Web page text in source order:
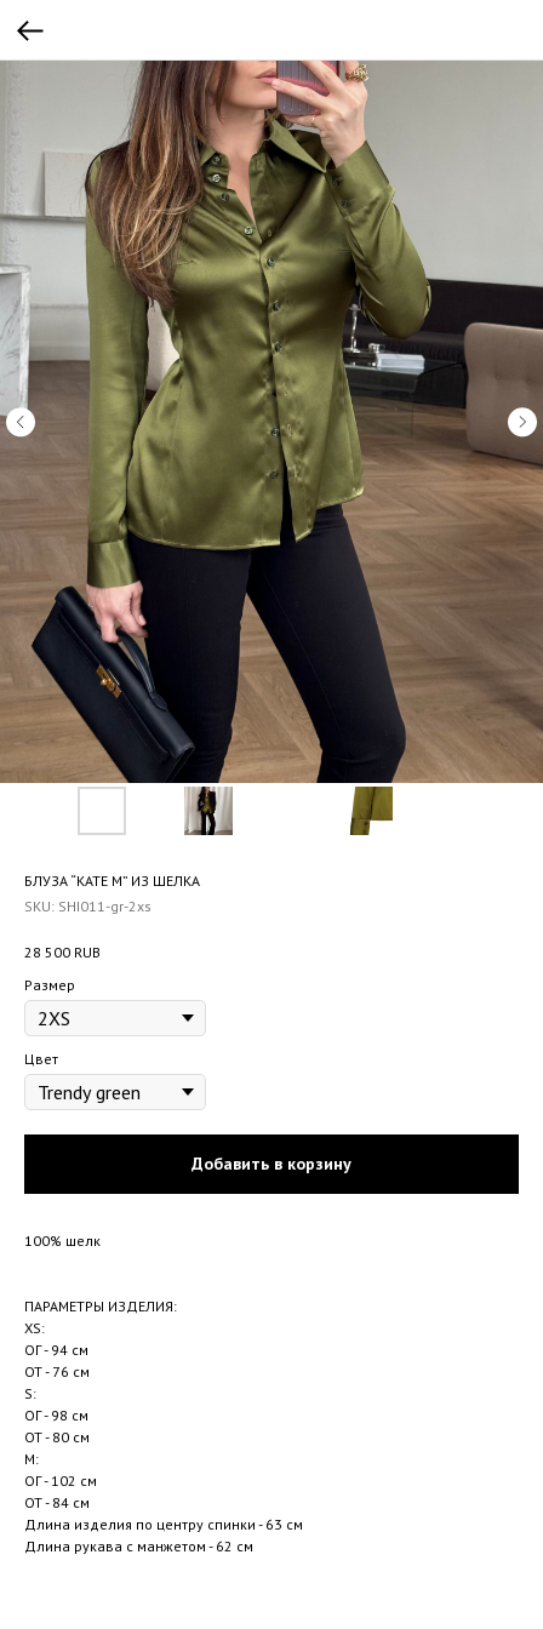
БЛУЗА “KATE M” ИЗ ШЕЛКА
SKU: SHI011-gr-2xs
28 500 RUB
Размер
Цвет
Добавить в корзину
100% шелк
ПАРАМЕТРЫ ИЗДЕЛИЯ:
XS:
ОГ - 94 см
ОТ - 76 см
S:
ОГ - 98 см
ОТ - 80 см
M:
ОГ - 102 см
ОТ - 84 см
Длина изделия по центру спинки - 63 см
Длина рукава с манжетом - 62 см